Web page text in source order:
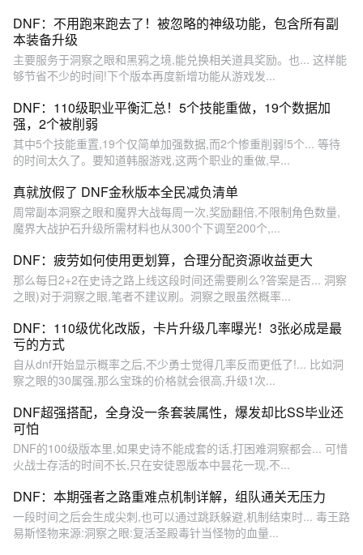
DNF：不用跑来跑去了！被忽略的神级功能，包含所有副
本装备升级
主要服务于洞察之眼和黑鸦之境,能兑换相关道具奖励。也... 这样能
够节省不少的时间!下个版本再度新增功能从游戏发...
DNF：110级职业平衡汇总！5个技能重做，19个数据加
强，2个被削弱
其中5个技能重置,19个仅简单加强数据,而2个惨重削弱!5个... 等待
的时间太久了。要知道韩服游戏,这两个职业的重做,早...
真就放假了 DNF金秋版本全民减负清单
周常副本洞察之眼和魔界大战每周一次,奖励翻倍,不限制角色数量,
魔界大战护石升级所需材料也从300个下调至200个,...
DNF：疲劳如何使用更划算，合理分配资源收益更大
那么每日2+2在史诗之路上线这段时间还需要刷么?答案是否... 洞察
之眼)对于洞察之眼,笔者不建议刷。洞察之眼虽然概率...
DNF：110级优化改版，卡片升级几率曝光！3张必成是最
亏的方式
自从dnf开始显示概率之后,不少勇士觉得几率反而更低了!... 比如洞
察之眼的30属强,那么宝珠的价格就会很高,升级1次...
DNF超强搭配，全身没一条套装属性，爆发却比SS毕业还
可怕
DNF的100级版本里,如果史诗不能成套的话,打困难洞察都会... 可惜
火战士存活的时间不长,只在安徒恩版本中昙花一现,不...
DNF：本期强者之路重难点机制详解，组队通关无压力
一段时间之后会生成尖刺,也可以通过跳跃躲避,机制结束时... 毒王路
易斯怪物来源:洞察之眼:复活圣殿毒针当怪物的血量...